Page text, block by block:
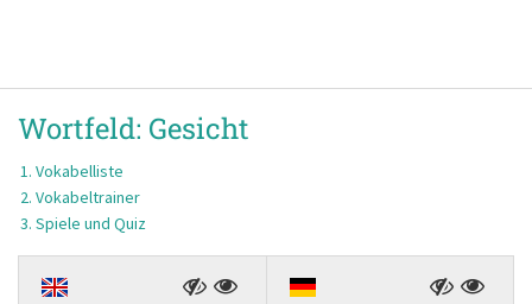
Wortfeld: Gesicht
Vokabelliste
Vokabeltrainer
Spiele und Quiz